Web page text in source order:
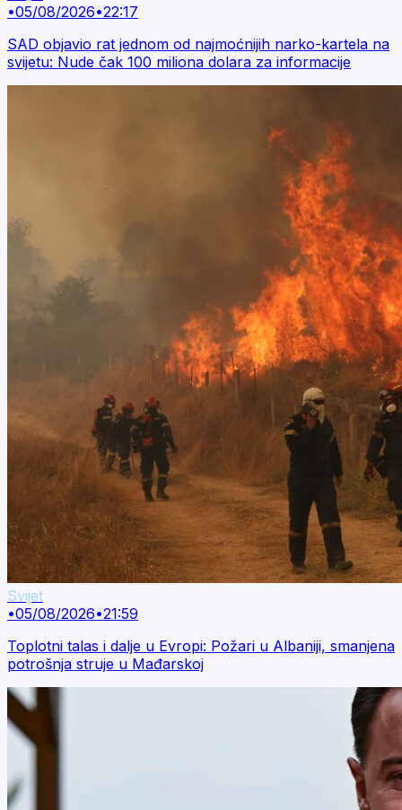
•05/08/2026•22:17
SAD objavio rat jednom od najmoćnijih narko-kartela na
svijetu: Nude čak 100 miliona dolara za informacije
Svijet
•05/08/2026•21:59
Toplotni talas i dalje u Evropi: Požari u Albaniji, smanjena
potrošnja struje u Mađarskoj